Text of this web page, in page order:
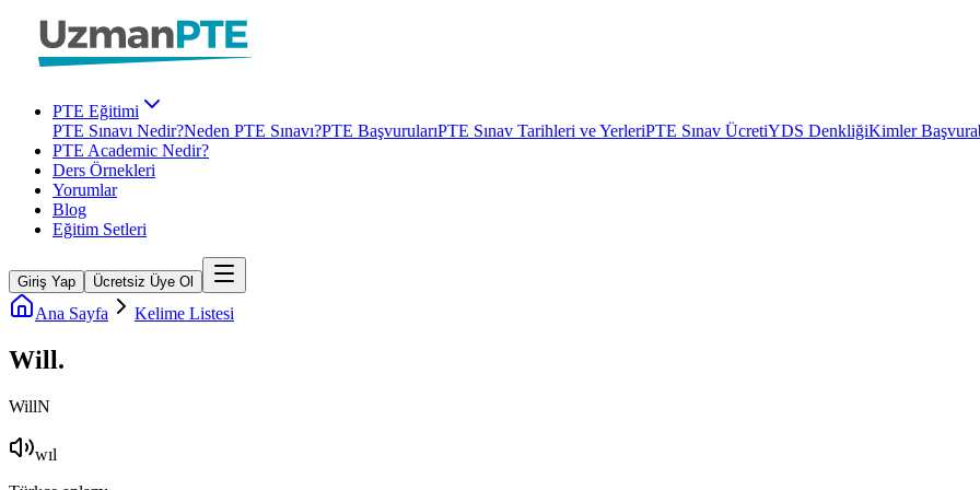
PTE Eğitimi
PTE Sınavı Nedir?Neden PTE Sınavı?PTE BaşvurularıPTE Sınav Tarihleri ve YerleriPTE Sınav ÜcretiYDS DenkliğiKimler
PTE Academic Nedir?
Ders Örnekleri
Yorumlar
Blog
Eğitim Setleri
Giriş Yap Ücretsiz Üye Ol
Ana Sayfa Kelime Listesi
Will.
WillN
wɪl